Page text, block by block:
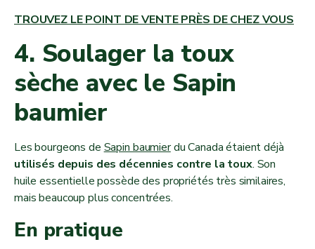
TROUVEZ LE POINT DE VENTE PRÈS DE CHEZ VOUS
4. Soulager la toux
sèche avec le Sapin
baumier
Les bourgeons de Sapin baumierdu Canada étaient déjà
utilisés depuis des décennies contre la toux. Son
huile essentielle possède des propriétés très similaires,
mais beaucoup plus concentrées.
En pratique